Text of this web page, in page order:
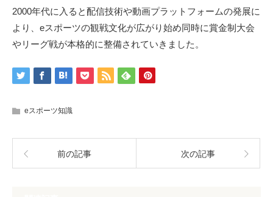
2000年代に入ると配信技術や動画プラットフォームの発展に
より、eスポーツの観戦文化が広がり始め同時に賞金制大会
やリーグ戦が本格的に整備されていきました。
eスポーツ知識
前の記事 次の記事